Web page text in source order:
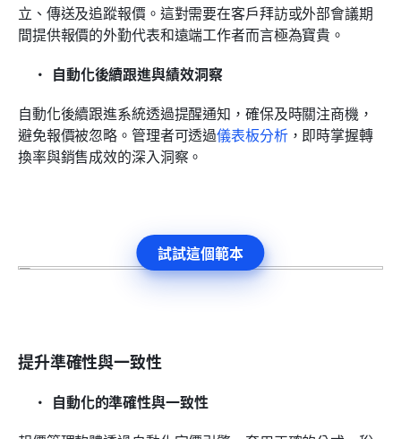
立、傳送及追蹤報價。這對需要在客戶拜訪或外部會議期
間提供報價的外勤代表和遠端工作者而言極為寶貴。
自動化後續跟進與績效洞察
自動化後續跟進系統透過提醒通知，確保及時關注商機，
避免報價被忽略。管理者可透過儀表板分析，即時掌握轉
換率與銷售成效的深入洞察。
試試這個範本
提升準確性與一致性
自動化的準確性與一致性